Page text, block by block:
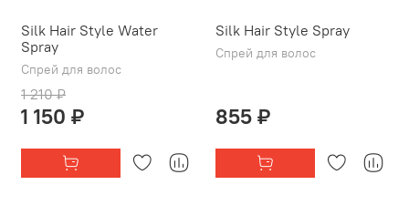
Silk Hair Style Water
Spray
Спрей для волос
1 210 ₽
1 150 ₽
Silk Hair Style Spray
Спрей для волос
855 ₽